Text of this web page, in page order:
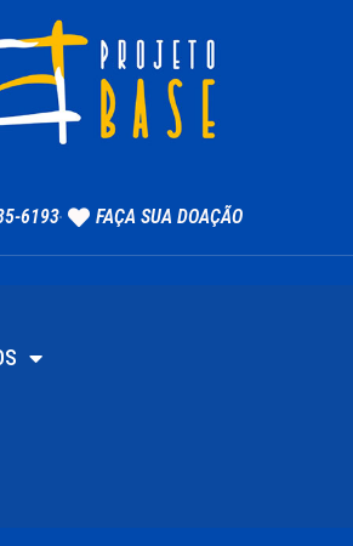
6193 FAÇA SUA DOAÇÃO